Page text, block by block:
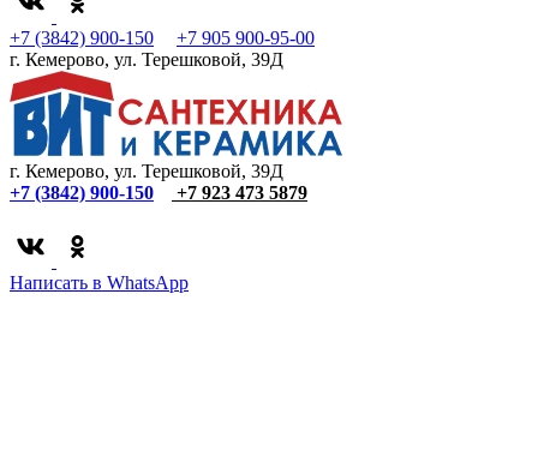
+7 (3842) 900-150
+7 905 900-95-00
г. Кемерово, ул. Терешковой, 39Д
г. Кемерово, ул. Терешковой, 39Д
+7 (3842) 900-150
+7 923 473 5879
Написать в WhatsApp